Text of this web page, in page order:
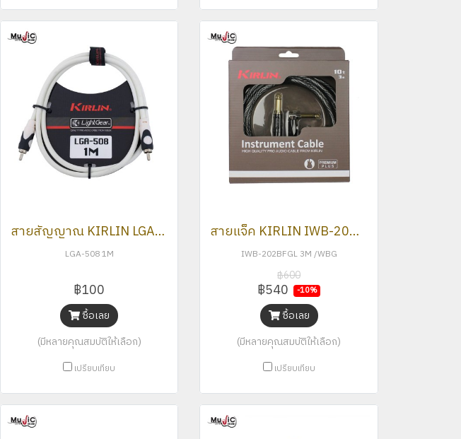
สายสัญญาณ KIRLIN LGA-508
LGA-508 1M
฿100
ซื้อเลย
(มีหลายคุณสมบัติให้เลือก)
เปรียบเทียบ
สายแจ็ค KIRLIN IWB-202BFGL
IWB-202BFGL 3M /WBG
฿600
฿540 -10%
ซื้อเลย
(มีหลายคุณสมบัติให้เลือก)
เปรียบเทียบ